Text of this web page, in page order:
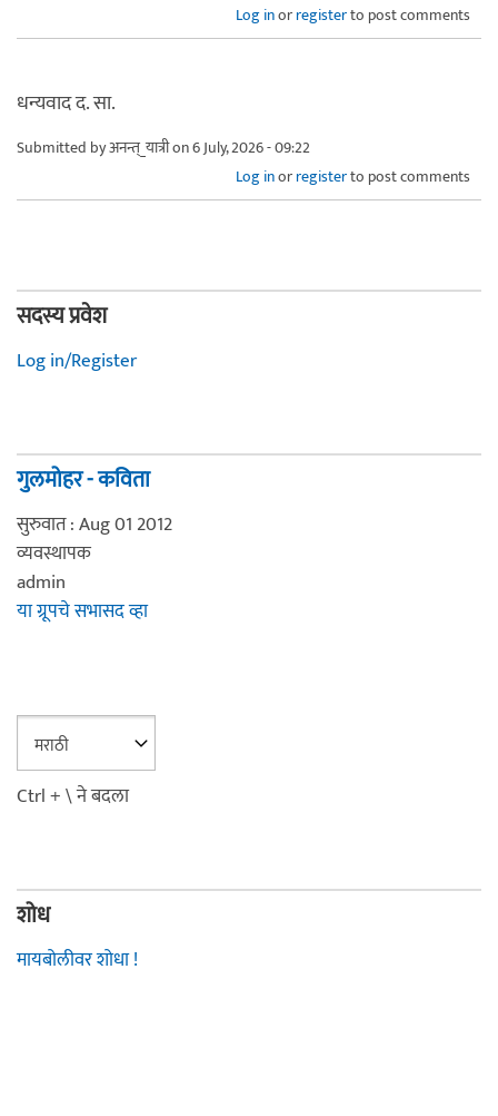
Log inorregisterto post comments
धन्यवाद द. सा.
Submitted byअनन्त्_यात्रीon 6 July, 2026 - 09:22
Log inorregisterto post comments
सदस्य प्रवेश
Log in/Register
गुलमोहर - कविता
सुरुवात : Aug 01 2012
व्यवस्थापक
admin
या ग्रूपचे सभासद व्हा
Ctrl + \ ने बदला
शोध
मायबोलीवर शोधा !